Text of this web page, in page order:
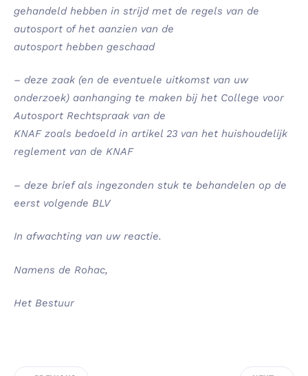
gehandeld hebben in strijd met de regels van de
autosport of het aanzien van de
autosport hebben geschaad
– deze zaak (en de eventuele uitkomst van uw
onderzoek) aanhanging te maken bij het College voor
Autosport Rechtspraak van de
KNAF zoals bedoeld in artikel 23 van het huishoudelijk
reglement van de KNAF
– deze brief als ingezonden stuk te behandelen op de
eerst volgende BLV
In afwachting van uw reactie.
Namens de Rohac,
Het Bestuur